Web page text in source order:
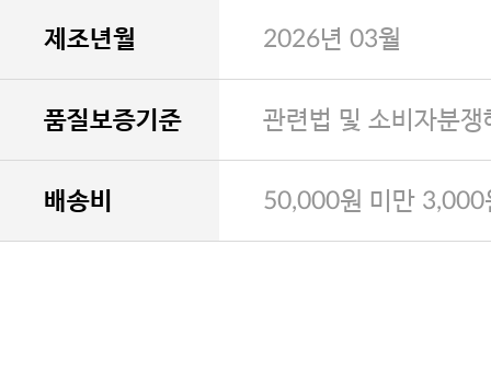
제조년월 2026년 03월
품질보증기준 관련법 및 소비자분
배송비 50,000원 미만 3,000